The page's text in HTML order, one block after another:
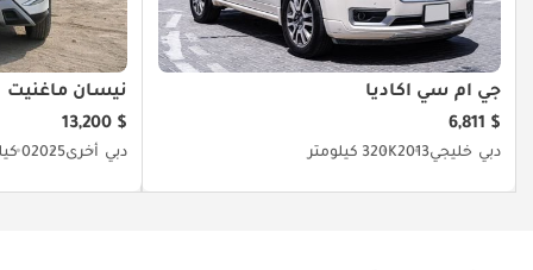
جي أم سي أكاديا
$ 6,811
دبي خليجي2013320K كيلومتر
نيسان ماغنيت
$ 13,200
دبي أخرى20250 كيلومتر